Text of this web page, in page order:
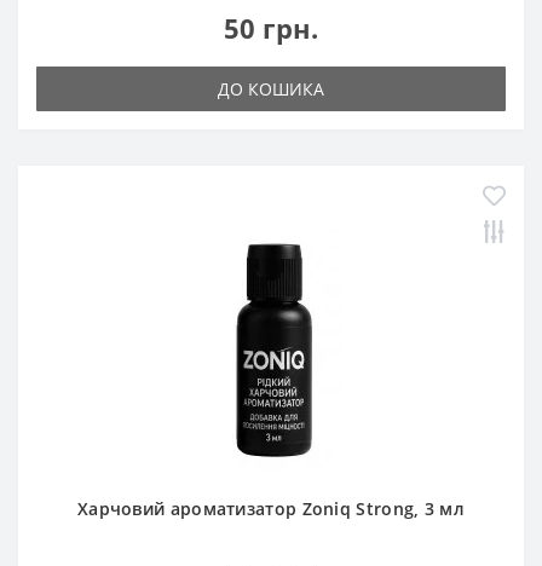
50 грн.
ДО КОШИКА
Харчовий ароматизатор Zoniq Strong, 3 мл